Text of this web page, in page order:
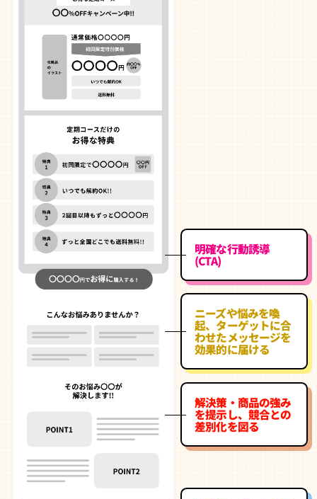
明確な行動誘導
(CTA)
ニーズや悩みを喚
起、ターゲットに合
わせたメッセージを
効果的に届ける
解決策・商品の強み
を提示し、競合との
差別化を図る